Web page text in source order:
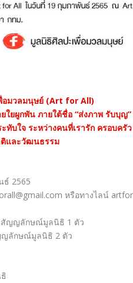
อมวลมนุษย์ (Art for All)
ยผูกพัน ภายใต้ชื่อ “ส่งภาพ รับบุญ
บใจ ระหว่างคนที่เรารัก ครอบครั
และวัฒนธรรม
ธ์ 2565
หรือทางไลน์
สัญญลักษณ์มูลนิธิ 1 ตัว
ญลักษณ์มูลนิธิ 2 ตัว